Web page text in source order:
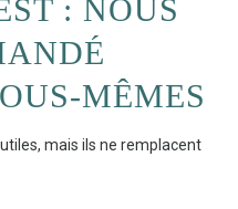
: NOUS
MÊMES
mais ils ne remplacent